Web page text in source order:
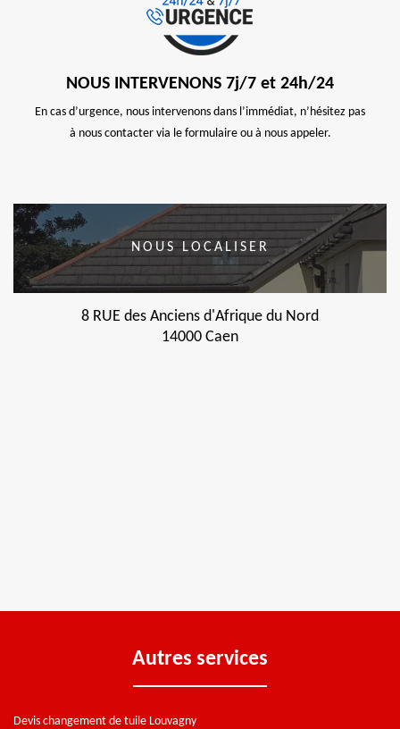
NOUS INTERVENONS 7j/7 et 24h/24
En cas d’urgence, nous intervenons dans l’immédiat, n’hésitez pas
à nous contacter via le formulaire ou à nous appeler.
NOUS LOCALISER
8 RUE des Anciens d'Afrique du Nord
14000 Caen
Autres services
Devis changement de tuile Louvagny